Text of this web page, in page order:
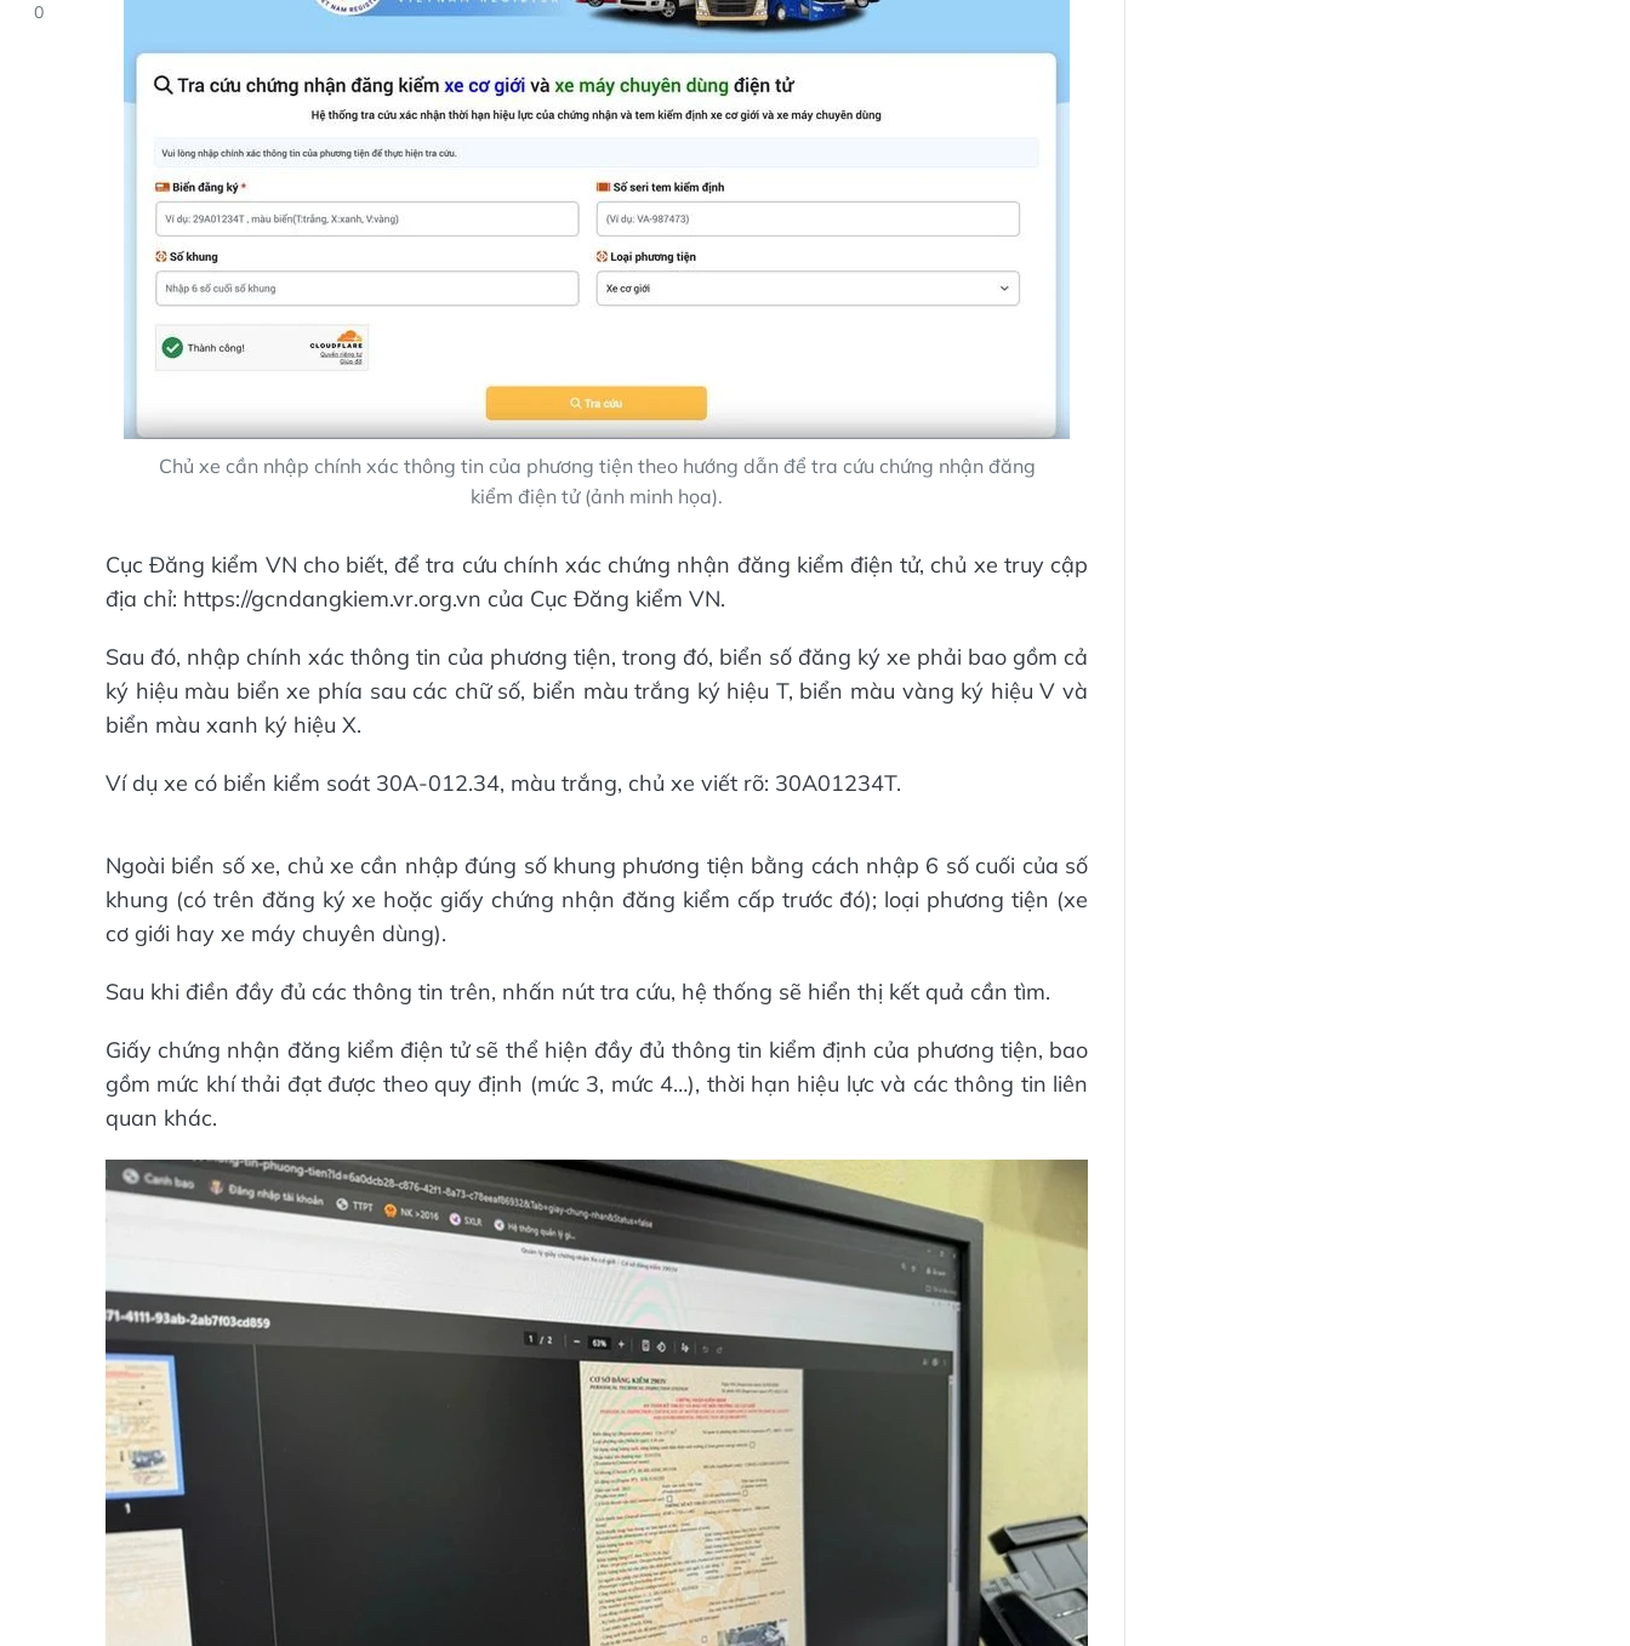
0
Chủ xe cần nhập chính xác thông tin của phương tiện theo hướng dẫn để tra cứu chứng nhận đăng
kiểm điện tử (ảnh minh họa).
Cục Đăng kiểm VN cho biết, để tra cứu chính xác chứng nhận đăng kiểm điện tử, chủ xe truy cập
địa chỉ: https://gcndangkiem.vr.org.vn của Cục Đăng kiểm VN.
Sau đó, nhập chính xác thông tin của phương tiện, trong đó, biển số đăng ký xe phải bao gồm cả
ký hiệu màu biển xe phía sau các chữ số, biển màu trắng ký hiệu T, biển màu vàng ký hiệu V và
biển màu xanh ký hiệu X.
Ví dụ xe có biển kiểm soát 30A-012.34, màu trắng, chủ xe viết rõ: 30A01234T.
Ngoài biển số xe, chủ xe cần nhập đúng số khung phương tiện bằng cách nhập 6 số cuối của số
khung (có trên đăng ký xe hoặc giấy chứng nhận đăng kiểm cấp trước đó); loại phương tiện (xe
cơ giới hay xe máy chuyên dùng).
Sau khi điền đầy đủ các thông tin trên, nhấn nút tra cứu, hệ thống sẽ hiển thị kết quả cần tìm.
Giấy chứng nhận đăng kiểm điện tử sẽ thể hiện đầy đủ thông tin kiểm định của phương tiện, bao
gồm mức khí thải đạt được theo quy định (mức 3, mức 4…), thời hạn hiệu lực và các thông tin liên
quan khác.